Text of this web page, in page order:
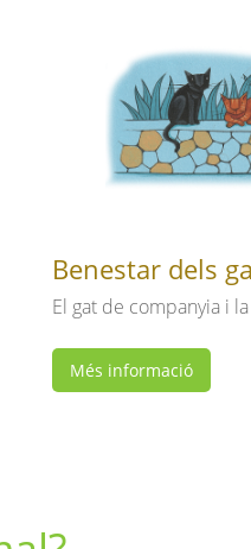
Benestar dels
El gat de companyia i
Més informació